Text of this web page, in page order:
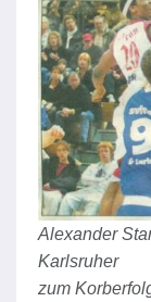
Alexander
Karlsruher
zum